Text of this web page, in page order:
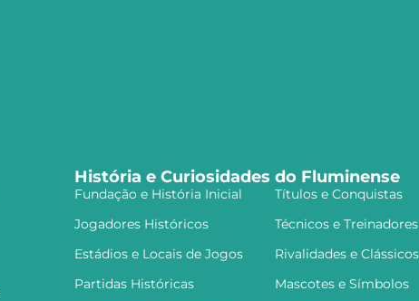
História e Curiosidades do Fluminense
Fundação e História Inicial
Títulos e Conquistas
Jogadores Históricos
Técnicos e Treinadores
Estádios e Locais de Jogos
Rivalidades e Clássicos
Partidas Históricas
Mascotes e Símbolos